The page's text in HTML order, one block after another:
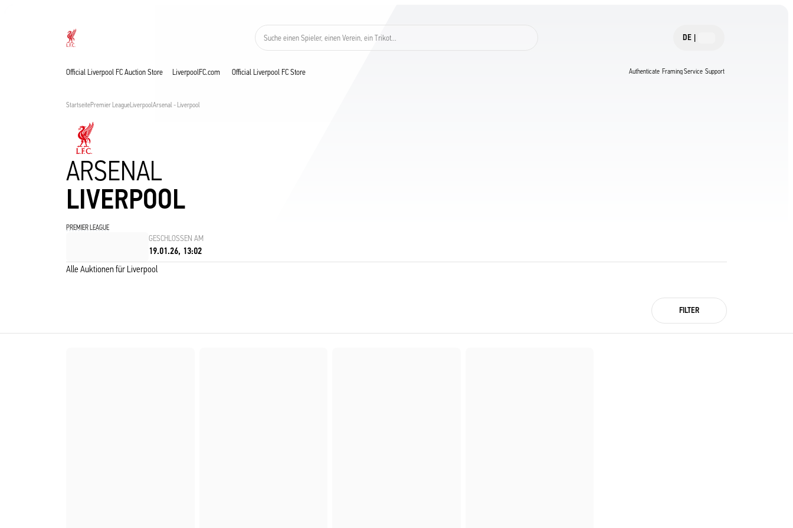
Suche einen Spieler, einen Verein, ein Trikot... DE |
Official Liverpool FC Auction Store LiverpoolFC.com Official Liverpool FC Store Authenticate Framing Service Support
StartseitePremier LeagueLiverpoolArsenal - Liverpool
ARSENAL
LIVERPOOL
PREMIER LEAGUE
GESCHLOSSEN AM
19.01.26, 13:02
Alle Auktionen für Liverpool
FILTER